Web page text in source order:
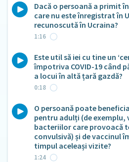
Dacă o persoană a primit
care nu este înregistrat în
recunoscută în Ucraina?
1:16
Este util să iei cu tine un
împotriva COVID-19 când
a locui în altă țară gazdă?
0:18
O persoană poate
pentru adulți (de
bacteriilor care provoacă
convulsivă) și de vaccinul
timpul aceleași vizite?
1:24